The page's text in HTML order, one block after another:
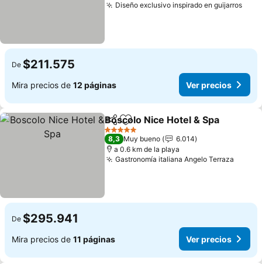
Diseño exclusivo inspirado en guijarros
De $211.575
Mira precios de 12 páginas Ver precios
CompartirAgregar a favoritos
Boscolo Nice Hotel & Spa
5 Estrellas
8,3 Muy bueno
6.014
a 0.6 km de la playa
Gastronomía italiana Angelo Terraza
De $295.941
Mira precios de 11 páginas Ver precios